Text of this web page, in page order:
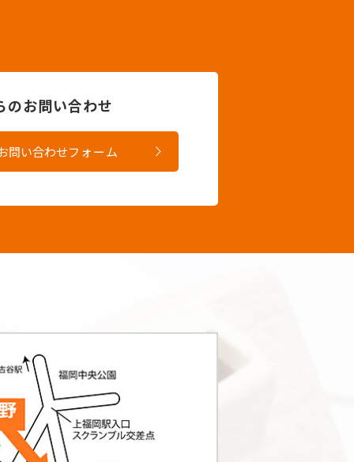
のお問い合わせ
問い合わせフォーム